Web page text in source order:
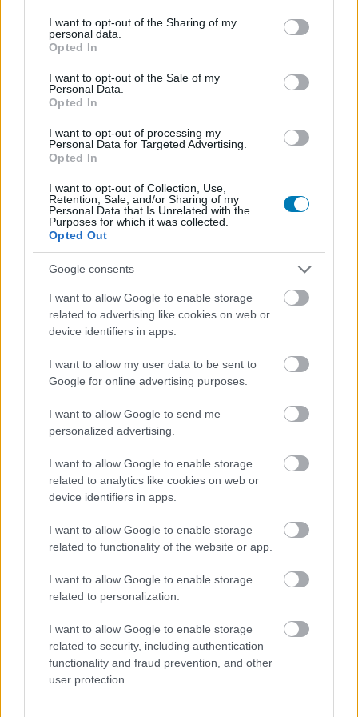
not limited to your visit or usage behaviour. You may click to
grant or deny consent to Google and its third-party tags to
use your data for below specified purposes in below Google
consent section.
I want to opt-out of the Sharing of my
personal data.
Opted In
I want to opt-out of the Sale of my
Personal Data.
Opted In
I want to opt-out of processing my
Personal Data for Targeted Advertising.
Opted In
I want to opt-out of Collection, Use,
Retention, Sale, and/or Sharing of my
Personal Data that Is Unrelated with the
Purposes for which it was collected.
Opted Out
Google consents
I want to allow Google to enable storage
related to advertising like cookies on web or
device identifiers in apps.
I want to allow my user data to be sent to
Google for online advertising purposes.
I want to allow Google to send me
personalized advertising.
I want to allow Google to enable storage
related to analytics like cookies on web or
device identifiers in apps.
I want to allow Google to enable storage
related to functionality of the website or app.
I want to allow Google to enable storage
related to personalization.
I want to allow Google to enable storage
related to security, including authentication
functionality and fraud prevention, and other
user protection.
A rendezőzseni két lábon járó antitézise annyira
felpaprikázta magát a House of the Dead
rebootján, hogy elkészíti az "igazi" szellemi
örököst.
21.86%
kiheverjék azt a sorscsapást, amit Uwe Boll filmrendezői
ambíciói jelentettek. A legborzasztóbb adaptációk
mögött álló antitalentum az Alone in the Darktól a
BloodRayne-en és a Dungeon Siege-en át a Far Cryig
számos franchise-t meggyalázott (talán a Postal
feldolgozása állt a legközelebb az alapműhöz), mielőtt
visszatért volna a szerzői filmek, az életrajzi és
történelmi alapokon nyugvó produkciók, valamint az
azóta készült és még mindig készülő alkotásokat sem
fogják később filmszakos hallgatóknak oktatni.
Legfeljebb elrettentő szándékkal.
magára a figyelmet, hogy belevágott egy új projektbe 23
Years Later - The Castle of the Dead címmel, amely
Hollywood Reporterbeszámolója
House of the Dead szellemi örökösének tekinthető. Erre
főként az motiválta, hogy Paul W. S. Anderson éppen egy
támaszkodva. Boll azonban már előre lesöpörte az
asztalról a konkurenciát, mondván, az csak egy lélektelen
CGI-orgia lesz, ő viszont egy véres, nyers, kézzel fogható
horrorfilmet akar készíteni.